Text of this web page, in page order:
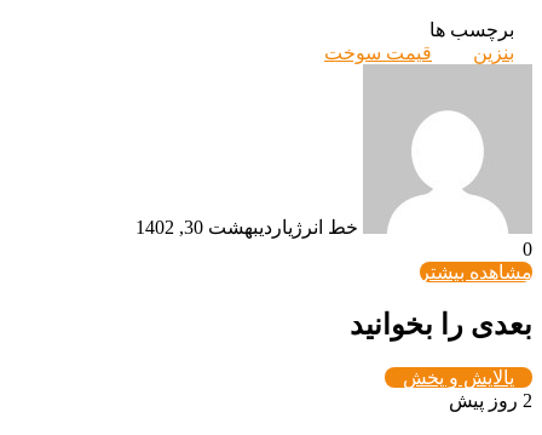
برچسب ها
بنزین
قیمت سوخت
خط انرژیاردیبهشت 30, 1402
0
مشاهده بیشتر
بعدی را بخوانید
پالایش و پخش
2 روز پیش